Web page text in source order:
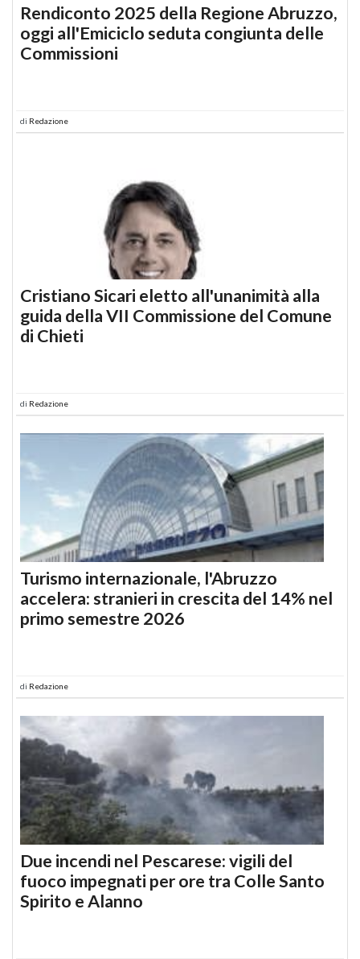
Rendiconto 2025 della Regione Abruzzo,
oggi all'Emiciclo seduta congiunta delle
Commissioni
di Redazione
Cristiano Sicari eletto all'unanimità alla
guida della VII Commissione del Comune
di Chieti
di Redazione
Turismo internazionale, l'Abruzzo
accelera: stranieri in crescita del 14% nel
primo semestre 2026
di Redazione
Due incendi nel Pescarese: vigili del
fuoco impegnati per ore tra Colle Santo
Spirito e Alanno